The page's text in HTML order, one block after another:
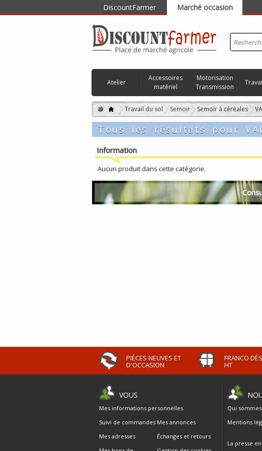
DiscountFarmer Marché occasion
RECHERCHER
Atelier
Accessoires
matériel
Motorisation
Transmission
Travail du sol Semoir Semoir à céréales
Tous les résultats pour
Information
Aucun produit dans cette catégorie.
PIÈCES NEUVES ET
D'OCCASION
FRANCO
HT
VOUS
Mes informations personnelles
Suivi de commandes Mes annonces
Mes adresses
Échanges et retours
Qui
Mentions
La presse